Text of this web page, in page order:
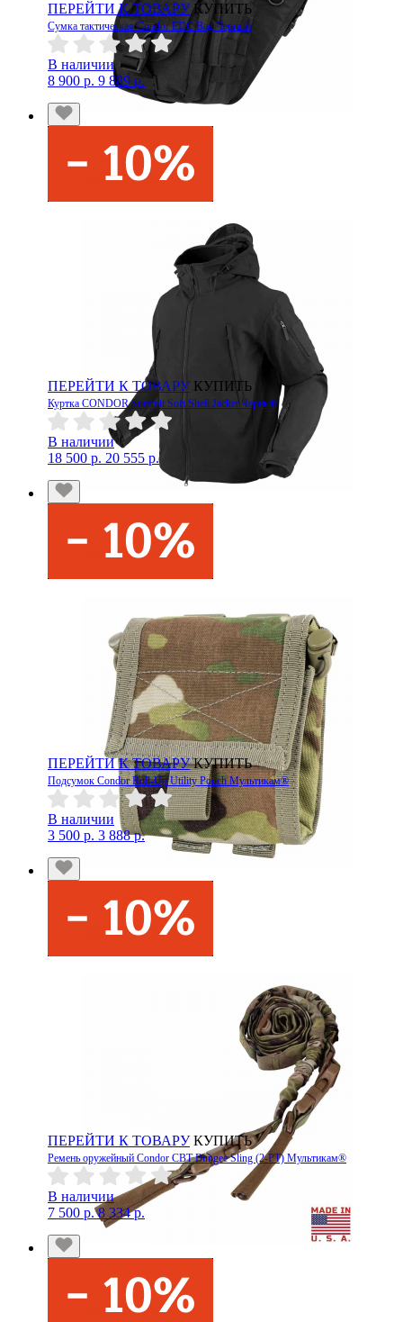
ПЕРЕЙТИ К ТОВАРУ КУПИТЬ
Сумка тактическая Condor EDC Bag Черный
В наличии
8 900 р. 9 889 р.
ПЕРЕЙТИ К ТОВАРУ КУПИТЬ
Куртка CONDOR Summit Soft Shell Jacket Черный
В наличии
18 500 р. 20 555 р.
ПЕРЕЙТИ К ТОВАРУ КУПИТЬ
Подсумок Condor Roll-Up Utility Pouch Мультикам®
В наличии
3 500 р. 3 888 р.
ПЕРЕЙТИ К ТОВАРУ КУПИТЬ
Ремень оружейный Condor CBT Bungee Sling (2-PT) Мультикам®
В наличии
7 500 р. 8 334 р.